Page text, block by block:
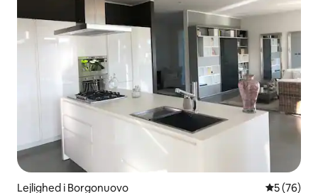
Lejlighed i Borgonuovo 5 ud af 5 i
5 (76)